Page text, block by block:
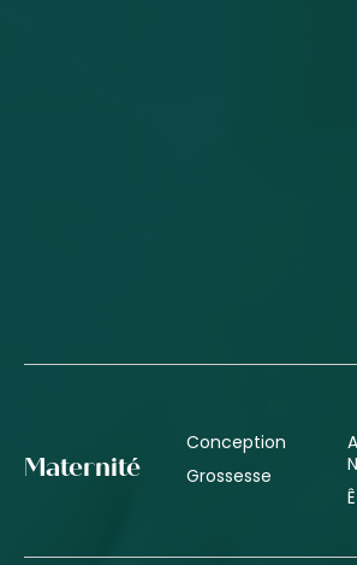
Maternité
Conception
Grossesse